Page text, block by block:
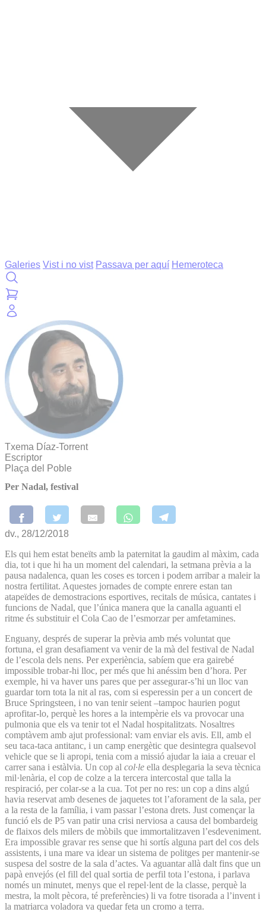
Galeries Vist i no vist Passava per aquí Hemeroteca
Txema Díaz-Torrent
Escriptor
Plaça del Poble
Per Nadal, festival
dv., 28/12/2018
Els qui hem estat beneïts amb la paternitat la gaudim al màxim, cada
dia, tot i que hi ha un moment del calendari, la setmana prèvia a la
pausa nadalenca, quan les coses es torcen i podem arribar a maleir la
nostra fertilitat. Aquestes jornades de compte enrere estan tan
atapeïdes de demostracions esportives, recitals de música, cantates i
funcions de Nadal, que l’única manera que la canalla aguanti el
ritme és substituir el Cola Cao de l’esmorzar per amfetamines.
Enguany, després de superar la prèvia amb més voluntat que
fortuna, el gran desafiament va venir de la mà del festival de Nadal
de l’escola dels nens. Per experiència, sabíem que era gairebé
impossible trobar-hi lloc, per més que hi anéssim ben d’hora. Per
exemple, hi va haver uns pares que per assegurar-s’hi un lloc van
guardar torn tota la nit al ras, com si esperessin per a un concert de
Bruce Springsteen, i no van tenir seient –tampoc haurien pogut
aprofitar-lo, perquè les hores a la intempèrie els va provocar una
pulmonia que els va tenir tot el Nadal hospitalitzats. Nosaltres
comptàvem amb ajut professional: vam enviar els avis. Ell, amb el
seu taca-taca antitanc, i un camp energètic que desintegra qualsevol
vehicle que se li apropi, tenia com a missió ajudar la iaia a creuar el
carrer sana i estàlvia. Un cop al col·le ella desplegaria la seva tècnica
mil·lenària, el cop de colze a la tercera intercostal que talla la
respiració, per colar-se a la cua. Tot per no res: un cop a dins algú
havia reservat amb desenes de jaquetes tot l’aforament de la sala, per
a la resta de la família, i vam passar l’estona drets. Just començar la
funció els de P5 van patir una crisi nerviosa a causa del bombardeig
de flaixos dels milers de mòbils que immortalitzaven l’esdeveniment.
Era impossible gravar res sense que hi sortís alguna part del cos dels
assistents, i una mare va idear un sistema de politges per mantenir-se
suspesa del sostre de la sala d’actes. Va aguantar allà dalt fins que un
papà envejós (el fill del qual sortia de perfil tota l’estona, i parlava
només un minutet, menys que el repel·lent de la classe, perquè la
mestra, la molt pècora, té preferències) li va fotre tisorada a l’invent i
la matriarca voladora va quedar feta un cromo a terra.